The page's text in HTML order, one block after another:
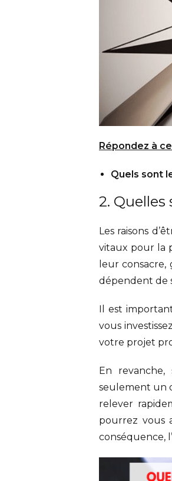
Répondez à
Quels sont
2. Quelles
Les raisons
vitaux pour la
leur
dépendent de
Il est
vous
votre projet
En
seulement un
relever
pourrez vous
conséquence,